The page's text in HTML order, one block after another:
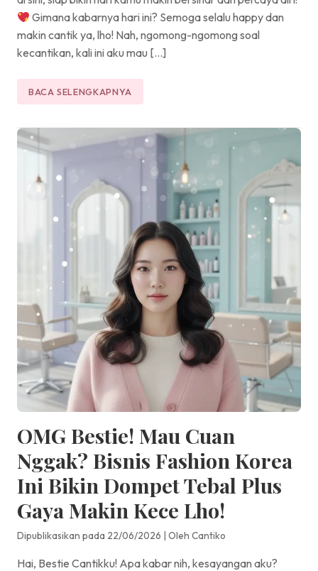
Gimana kabarnya hari ini? Semoga selalu happy dan
makin cantik ya, lho! Nah, ngomong-ngomong soal
kecantikan, kali ini aku mau […]
BACA SELENGKAPNYA
OMG Bestie! Mau Cuan
Nggak? Bisnis Fashion Korea
Ini Bikin Dompet Tebal Plus
Gaya Makin Kece Lho!
Dipublikasikan pada 22/06/2026 | Oleh Cantiko
Hai, Bestie Cantikku! Apa kabar nih, kesayangan aku?